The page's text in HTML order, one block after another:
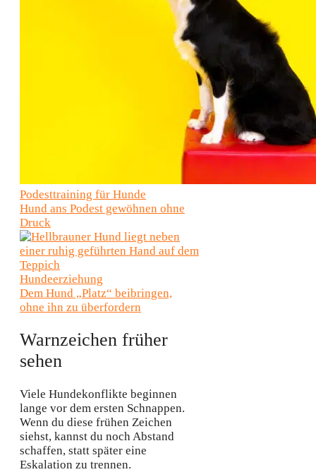
Podesttraining für Hunde
Hund ans Podest gewöhnen ohne
Druck
Hundeerziehung
Dem Hund „Platz“ beibringen,
ohne ihn zu überfordern
Warnzeichen früher
sehen
Viele Hundekonflikte beginnen
lange vor dem ersten Schnappen.
Wenn du diese frühen Zeichen
siehst, kannst du noch Abstand
schaffen, statt später eine
Eskalation zu trennen.